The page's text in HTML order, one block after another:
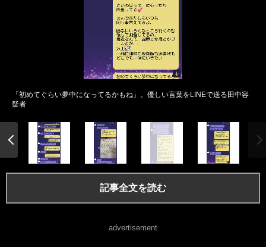
「初めてぐらい夢中になってるかもね」。優しい言葉をLINEで送る田中容
疑者
記事全文を読む
advertisement